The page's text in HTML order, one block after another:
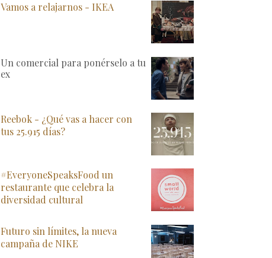
Vamos a relajarnos - IKEA
Un comercial para ponérselo a tu
ex
Reebok - ¿Qué vas a hacer con
tus 25.915 días?
#EveryoneSpeaksFood un
restaurante que celebra la
diversidad cultural
Futuro sin límites, la nueva
campaña de NIKE